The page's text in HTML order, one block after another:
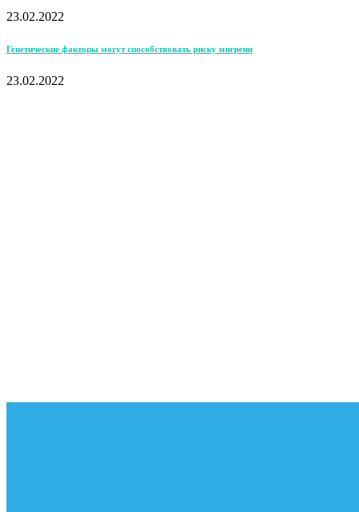
23.02.2022
Генетические факторы могут способствовать риску мигрени
23.02.2022